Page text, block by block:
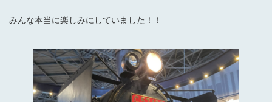
みんな本当に楽しみにしていました！！